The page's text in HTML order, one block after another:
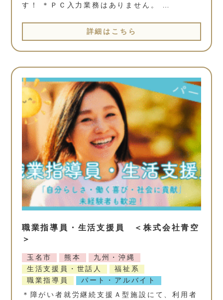
す！ ＊ＰＣ入力業務はありません。 …
詳細はこちら
職業指導員・生活支援員 ＜株式会社青空
＞
玉名市 熊本
九州・沖縄
生活支援員・世話人
福祉系
職業指導員
パート・アルバイト
＊障がい者就労継続支援Ａ型施設にて、利用者